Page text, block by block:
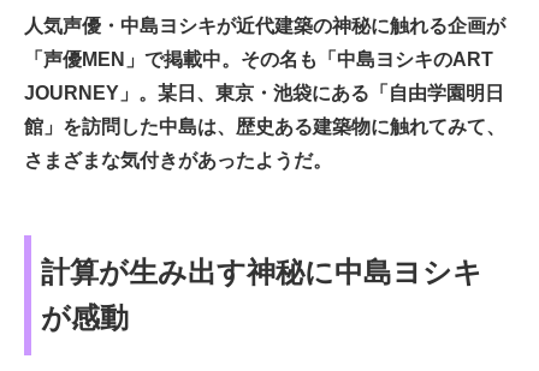
人気声優・中島ヨシキが近代建築の神秘に触れる企画が
「声優MEN」で掲載中。その名も「中島ヨシキのART
JOURNEY」。某日、東京・池袋にある「自由学園明日
館」を訪問した中島は、歴史ある建築物に触れてみて、
さまざまな気付きがあったようだ。
計算が生み出す神秘に中島ヨシキ
が感動